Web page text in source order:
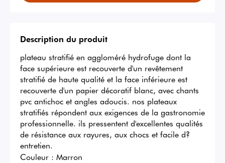
Description du produit
plateau stratifié en aggloméré hydrofuge dont la
face supérieure est recouverte d'un revêtement
stratifié de haute qualité et la face inférieure est
recouverte d'un papier décoratif blanc, avec chants
pvc antichoc et angles adoucis. nos plateaux
stratifiés répondent aux exigences de la gastronomie
professionnelle. ils pressentent d'excellentes qualités
de résistance aux rayures, aux chocs et facile d?
entretien.
Couleur : Marron